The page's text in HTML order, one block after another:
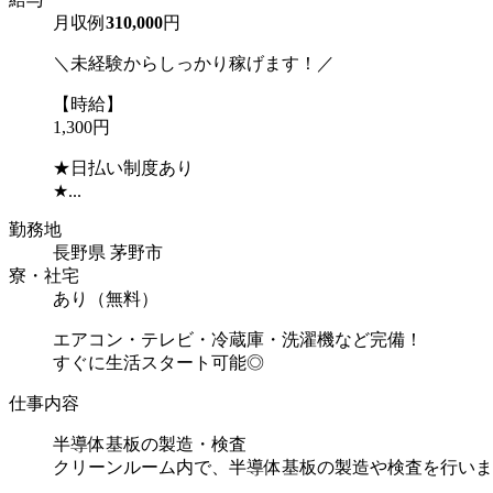
月収例 310,000円
＼未経験からしっかり稼げます！／
【時給】
1,300円
★日払い制度あり
★...
勤務地
長野県 茅野市
寮・社宅
あり（無料）
エアコン・テレビ・冷蔵庫・洗濯機など完備！
すぐに生活スタート可能◎
仕事内容
半導体基板の製造・検査
クリーンルーム内で、半導体基板の製造や検査を行い